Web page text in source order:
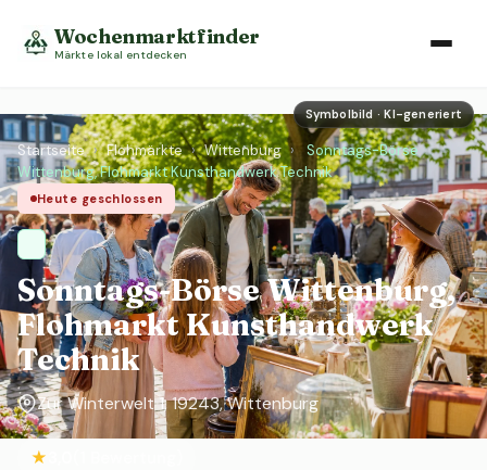
Wochenmarktfinder
Märkte lokal entdecken
Symbolbild · KI-generiert
Startseite › Flohmärkte › Wittenburg ›
Sonntags-Börse
Wittenburg, Flohmarkt Kunsthandwerk Technik
Heute geschlossen
Sonntags-Börse Wittenburg,
Flohmarkt Kunsthandwerk
Technik
Zur Winterwelt 1, 19243, Wittenburg
★